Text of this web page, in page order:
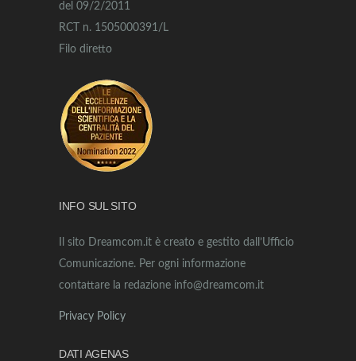
del 09/2/2011
RCT n. 1505000391/L
Filo diretto
INFO SUL SITO
Il sito Dreamcom.it è creato e gestito dall’Ufficio
Comunicazione. Per ogni informazione
contattare la redazione info@dreamcom.it
Privacy Policy
DATI AGENAS